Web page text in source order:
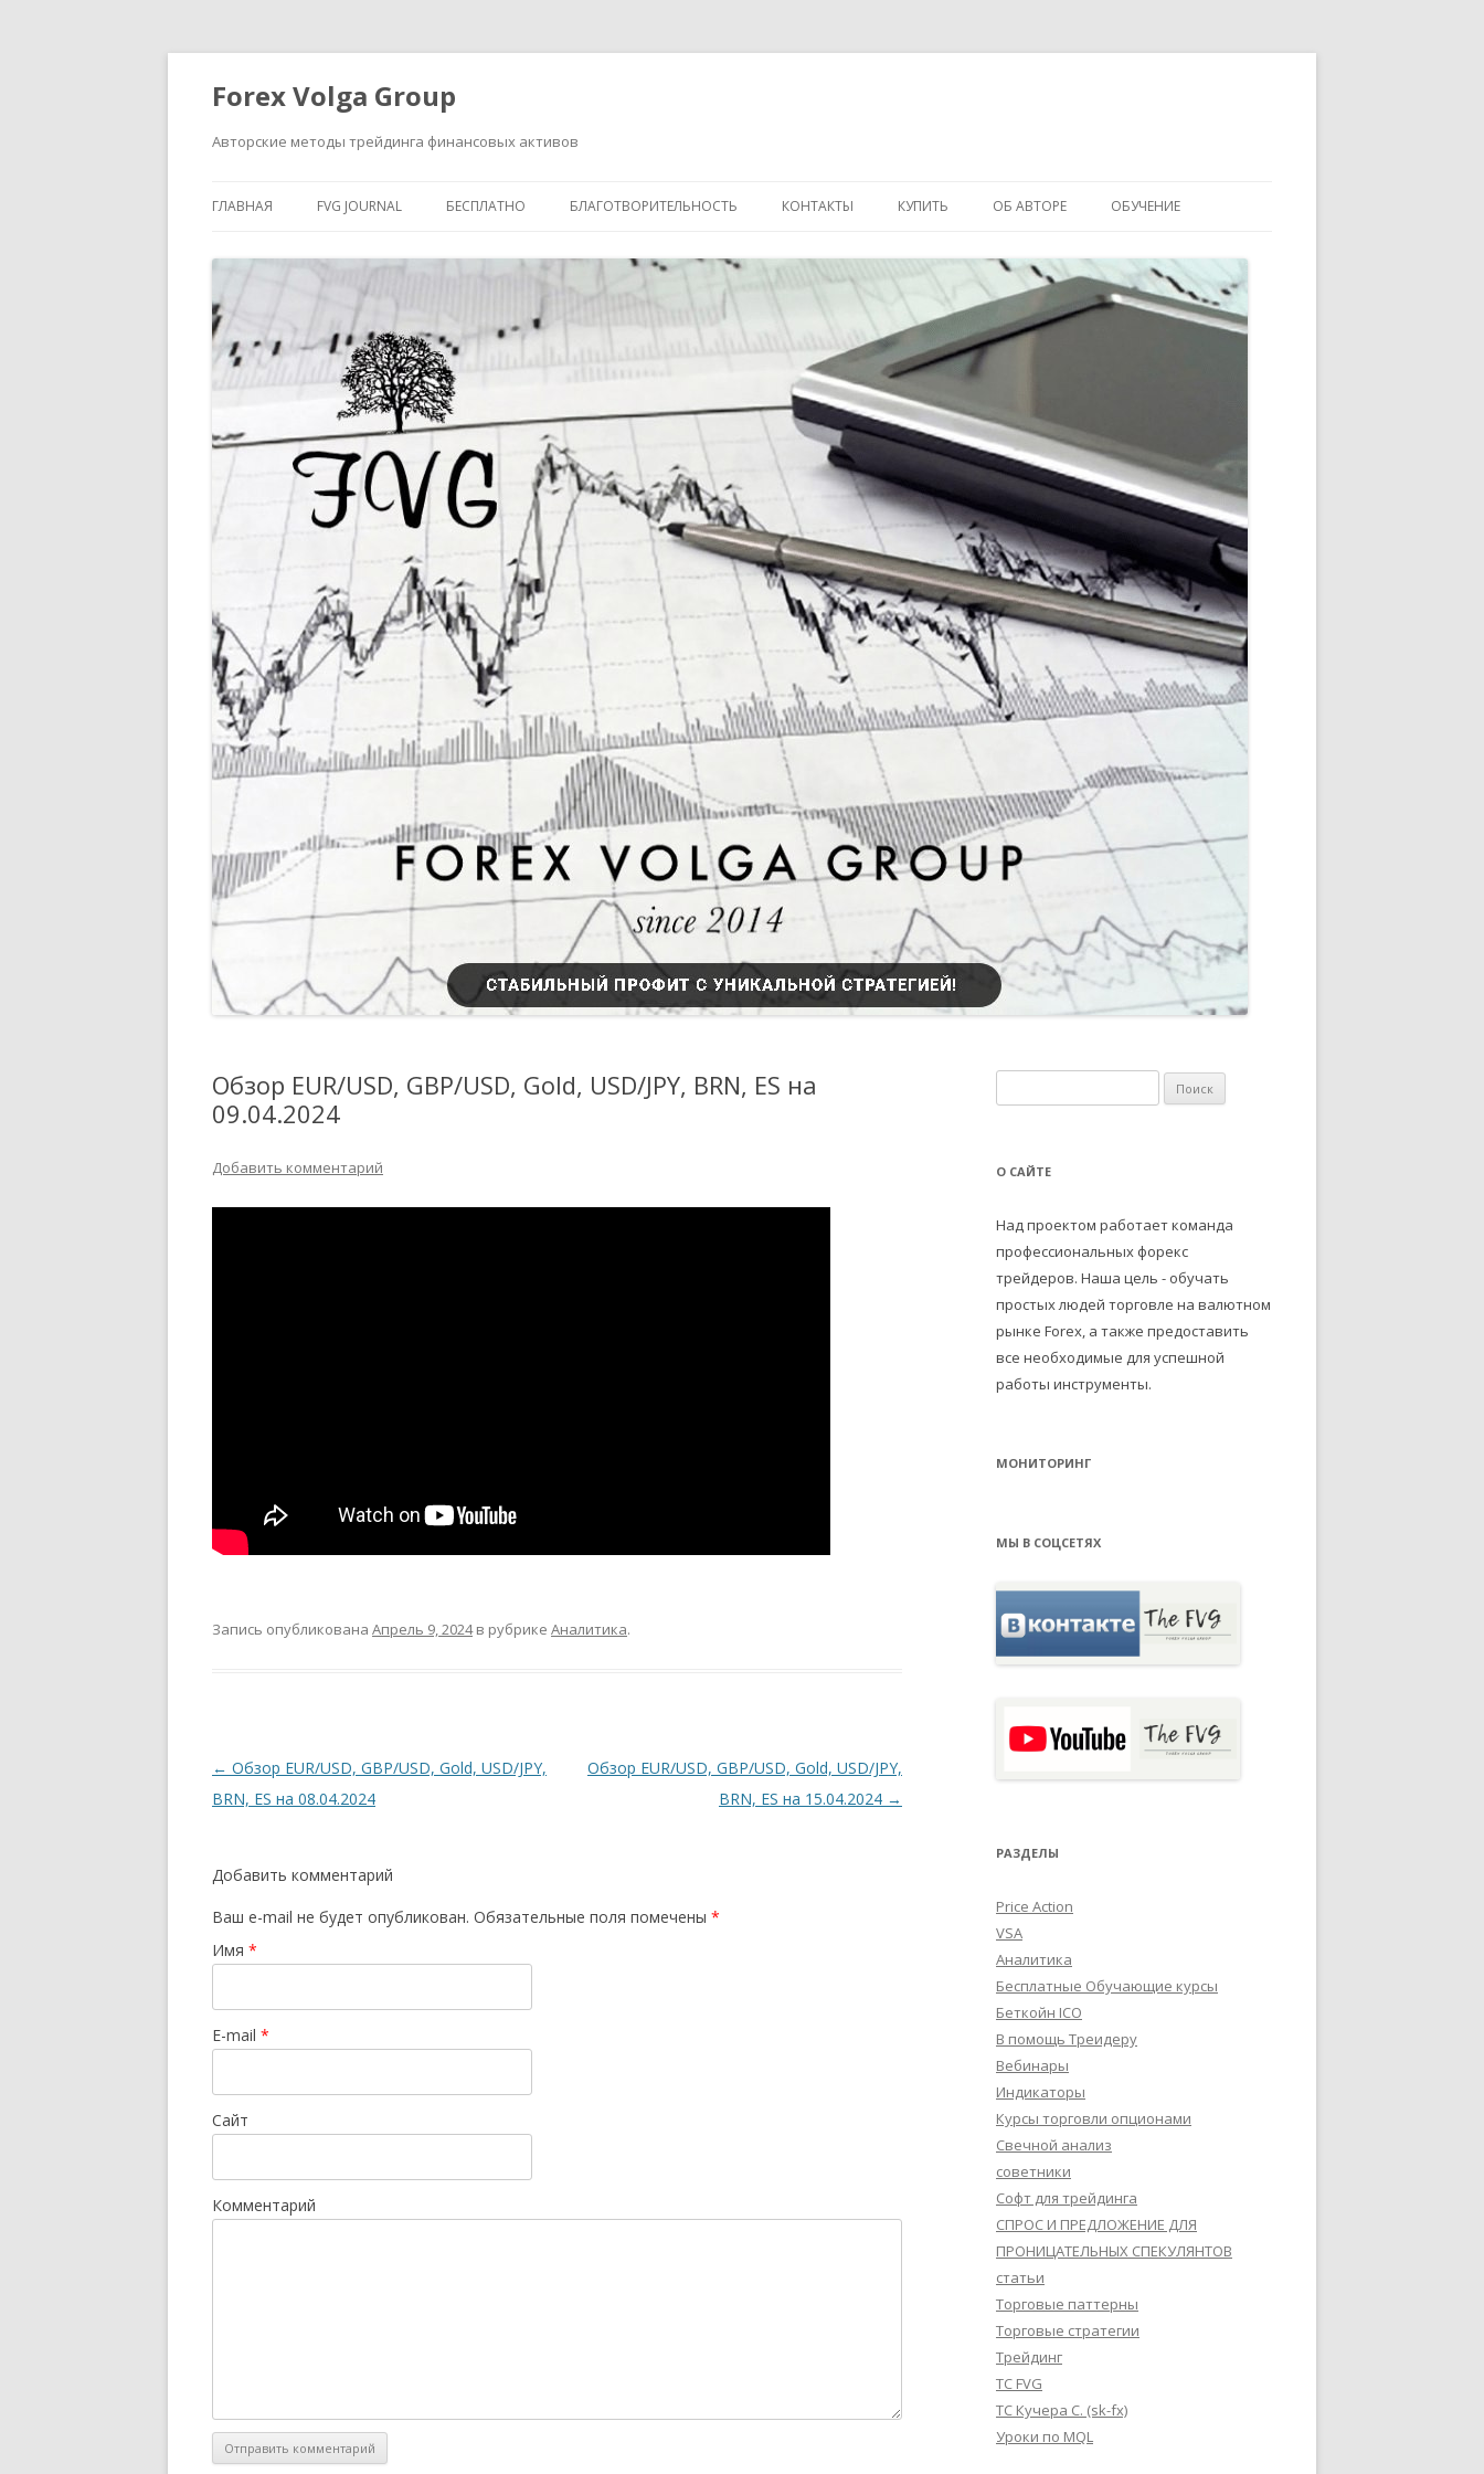
Forex Volga Group
Авторские методы трейдинга финансовых активов
ГЛАВНАЯ FVG JOURNAL БЕСПЛАТНО БЛАГОТВОРИТЕЛЬНОСТЬ КОНТАКТЫ КУПИТЬ ОБ АВТОРЕ ОБУЧЕНИЕ
Обзор EUR/USD, GBP/USD, Gold, USD/JPY, BRN, ES на
09.04.2024
Добавить комментарий
Запись опубликована Апрель 9, 2024в рубрике Аналитика.
Навигация
по
← Обзор EUR/USD, GBP/USD, Gold, USD/JPY,
BRN, ES на 08.04.2024
Обзор EUR/USD, GBP/USD, Gold, USD/JPY,
BRN, ES на 15.04.2024 →
Добавить комментарий
Ваш e-mail не будет опубликован. Обязательные поля помечены *
Имя *
E-mail *
Сайт
Комментарий
а
т
:
О САЙТЕ
Над проектом работает команда
профессиональных форекс
трейдеров. Наша цель - обучать
простых людей торговле на валютном
рынке Forex, а также предоставить
все необходимые для успешной
работы инструменты.
МОНИТОРИНГ
МЫ В СОЦСЕТЯХ
РАЗДЕЛЫ
Price Action
VSA
Аналитика
Бесплатные Обучающие курсы
Беткойн ICO
В помощь Треидеру
Вебинары
Индикаторы
Курсы торговли опционами
Свечной анализ
советники
Софт для трейдинга
СПРОС И ПРЕДЛОЖЕНИЕ ДЛЯ
ПРОНИЦАТЕЛЬНЫХ СПЕКУЛЯНТОВ
статьи
Торговые паттерны
Торговые стратегии
Трейдинг
ТС FVG
ТС Кучера С. (sk-fx)
Уроки по MQL